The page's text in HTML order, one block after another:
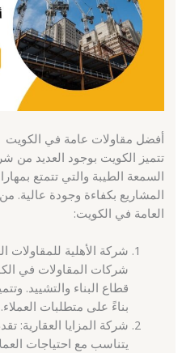
أفضل مقاولات عامة في الكويت
تتميز الكويت بوجود العديد من
السمعة الطيبة والتي تتمتع
المشاريع بكفاءة وجودة عالية.
العامة في الكويت:
شركة الأهلية للمقاولات
شركات المقاولات في
قطاع البناء والتشييد.
بناءً على متطلبات العملاء.
شركة المزايا العقارية:
يتناسب مع احتياجات